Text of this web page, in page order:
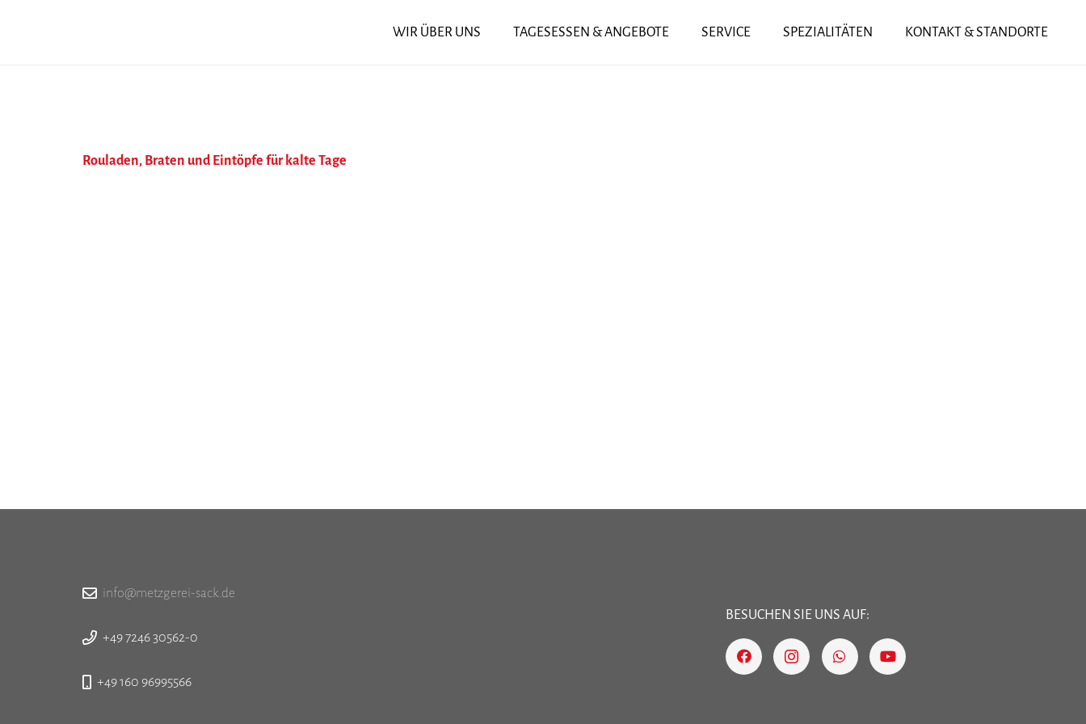
WIR ÜBER UNS TAGESESSEN & ANGEBOTE SERVICE SPEZIALITÄTEN KONTAKT & STANDORTE
Rouladen, Braten und Eintöpfe für kalte Tage
info@metzgerei-sack.de
+49 7246 30562-0
+49 160 96995566
BESUCHEN SIE UNS AUF: